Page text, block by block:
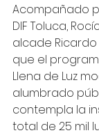
Acompañado
DIF Toluca,
alcade
que el
Llena de Luz
alumbrado
contempla la
total de 25 mil